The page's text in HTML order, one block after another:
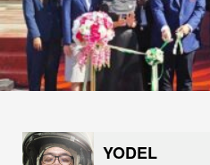
YODEL